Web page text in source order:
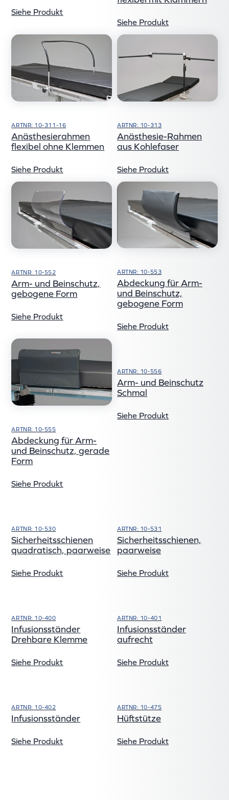
Siehe Produkt
Siehe Produkt
ARTNR: 10-311-16
Anästhesierahmen
flexibel ohne Klemmen
Siehe Produkt
ARTNR: 10-313
Anästhesie-Rahmen
aus Kohlefaser
Siehe Produkt
ARTNR: 10-552
Arm- und Beinschutz,
gebogene Form
Siehe Produkt
ARTNR: 10-553
Abdeckung für Arm-
und Beinschutz,
gebogene Form
Siehe Produkt
ARTNR: 10-555
Abdeckung für Arm-
und Beinschutz, gerade
Form
Siehe Produkt
ARTNR: 10-556
Arm- und Beinschutz
Schmal
Siehe Produkt
ARTNR: 10-530
Sicherheitsschienen
quadratisch, paarweise
Siehe Produkt
ARTNR: 10-531
Sicherheitsschienen,
paarweise
Siehe Produkt
ARTNR: 10-400
Infusionsständer
Drehbare Klemme
Siehe Produkt
ARTNR: 10-401
Infusionsständer
aufrecht
Siehe Produkt
ARTNR: 10-402
Infusionsständer
Siehe Produkt
ARTNR: 10-475
Hüftstütze
Siehe Produkt